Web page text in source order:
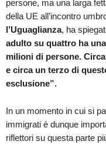
persone, ma una larga
della UE all’incontro
l’Uguaglianza, ha
adulto su quattro ha
milioni di persone.
e circa un terzo di
esclusione”.
In un momento in cui si
immigrati è dunque
riflettori su questa parte